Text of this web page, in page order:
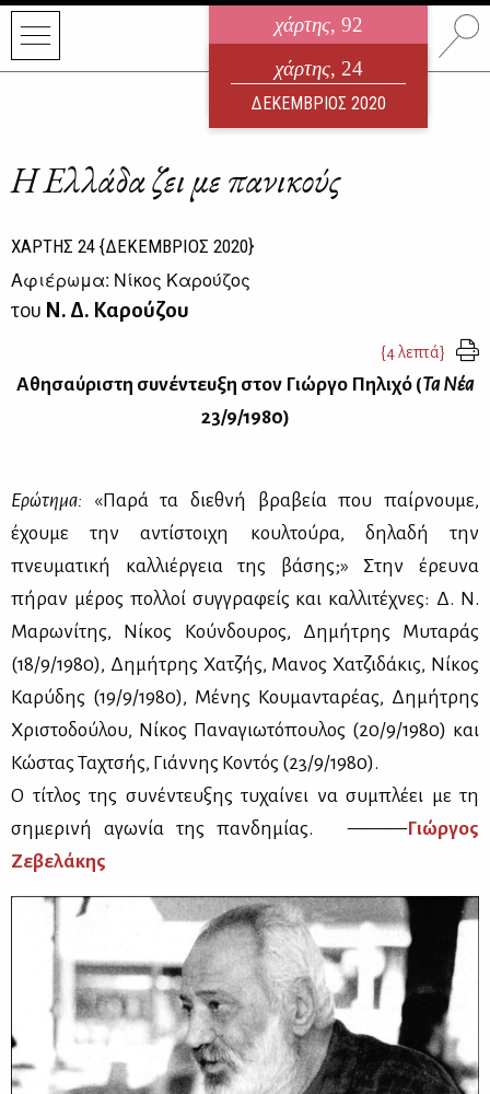
χάρτης, 92
ηλεκτρονικό περιοδικό
ΑΥΓΟΥΣΤΟΣ 2026
χάρτης, 24
ΔΕΚΕΜΒΡΙΟΣ 2020
Η Ελλάδα ζει με πανικούς
ΧΑΡΤΗΣ 24 {ΔΕΚΕΜΒΡΙΟΣ 2020}
Αφιέρωμα: Νίκος Καρούζος
του Ν. Δ. Καρούζου
{4 λεπτά}
Αθησαύριστη συνέντευξη στον Γιώργο Πηλιχό (Τα Νέα
23/9/1980)
Ερώτημα: «Παρά τα διεθνή βραβεία που παίρνουμε,
έχουμε την αντίστοιχη κουλτούρα, δηλαδή την
πνευματική καλλιέργεια της βάσης;» Στην έρευνα
πήραν μέρος πολλοί συγγραφείς και καλλιτέχνες: Δ. Ν.
Μαρωνίτης, Νίκος Κούνδουρος, Δημήτρης Μυταράς
(18/9/1980), Δημήτρης Χατζής, Μανος Χατζιδάκις, Νίκος
Καρύδης (19/9/1980), Μένης Κουμανταρέας, Δημήτρης
Χριστοδούλου, Νίκος Παναγιωτόπουλος (20/9/1980) και
Κώστας Ταχτσής, Γιάννης Κοντός (23/9/1980).
Ο τίτλος της συνέντευξης τυχαίνει να συμπλέει με τη
σημερινή αγωνία της πανδημίας. ———Γιώργος
Ζεβελάκης